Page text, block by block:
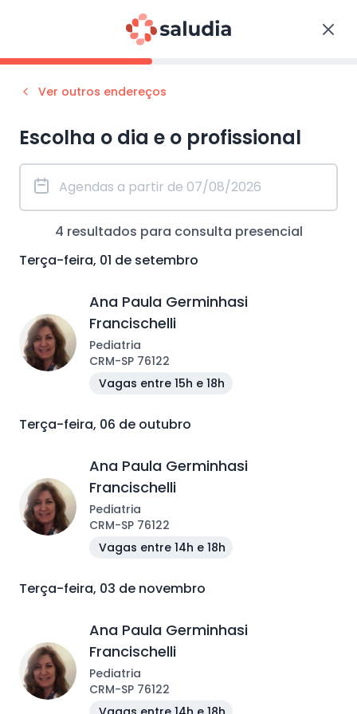
Ver outros endereços
Escolha o dia e o profissional
4 resultados para consulta presencial
Terça-feira, 01 de setembro
Ana Paula Germinhasi
Francischelli
Pediatria
CRM-SP 76122
Vagas entre 15h e 18h
Terça-feira, 06 de outubro
Ana Paula Germinhasi
Francischelli
Pediatria
CRM-SP 76122
Vagas entre 14h e 18h
Terça-feira, 03 de novembro
Ana Paula Germinhasi
Francischelli
Pediatria
CRM-SP 76122